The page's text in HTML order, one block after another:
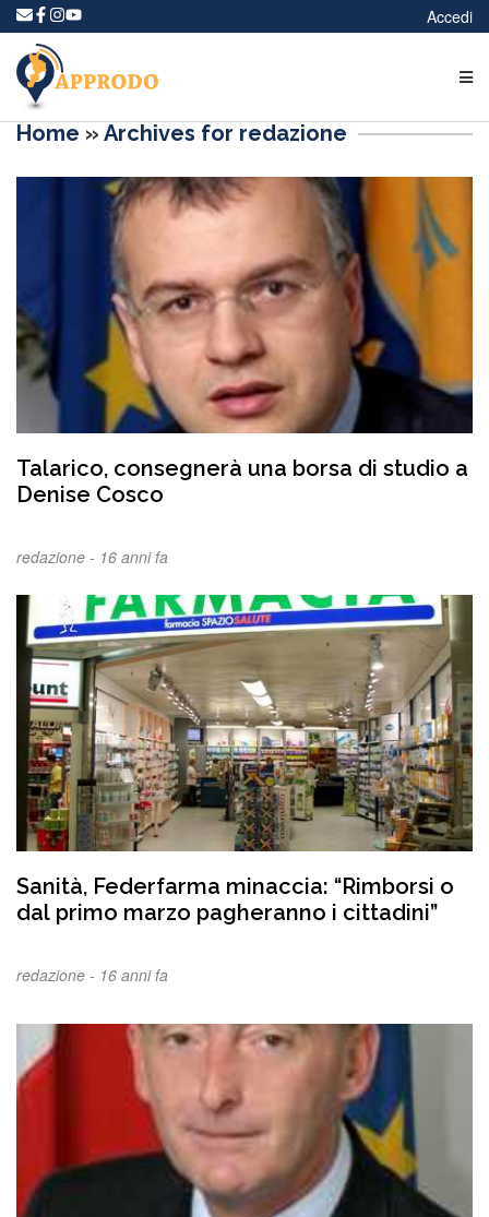
Accedi
Home » Archives for redazione
Talarico, consegnerà una borsa di studio a
Denise Cosco
redazione - 16 anni fa
Sanità, Federfarma minaccia: “Rimborsi o
dal primo marzo pagheranno i cittadini”
redazione - 16 anni fa